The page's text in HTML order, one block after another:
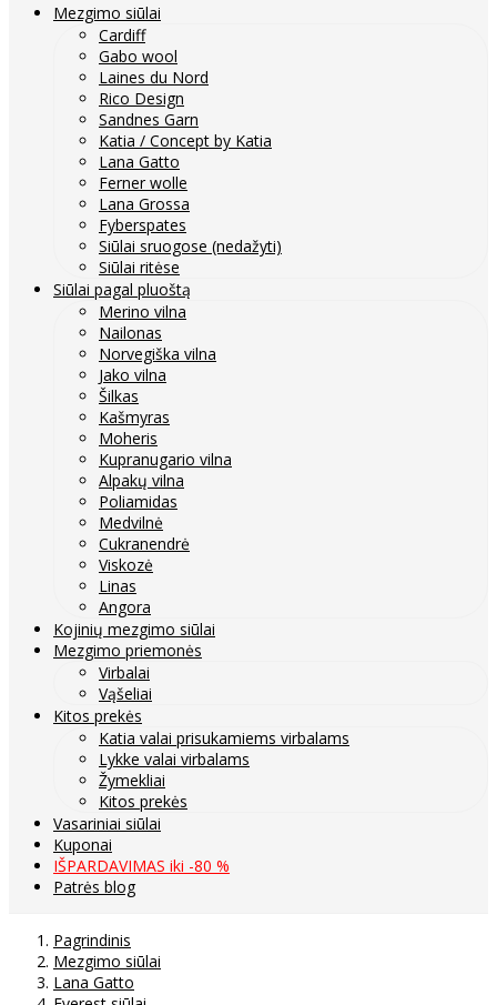
Mezgimo siūlai
Cardiff
Gabo wool
Laines du Nord
Rico Design
Sandnes Garn
Katia / Concept by Katia
Lana Gatto
Ferner wolle
Lana Grossa
Fyberspates
Siūlai sruogose (nedažyti)
Siūlai ritėse
Siūlai pagal pluoštą
Merino vilna
Nailonas
Norvegiška vilna
Jako vilna
Šilkas
Kašmyras
Moheris
Kupranugario vilna
Alpakų vilna
Poliamidas
Medvilnė
Cukranendrė
Viskozė
Linas
Angora
Kojinių mezgimo siūlai
Mezgimo priemonės
Virbalai
Vąšeliai
Kitos prekės
Katia valai prisukamiems virbalams
Lykke valai virbalams
Žymekliai
Kitos prekės
Vasariniai siūlai
Kuponai
IŠPARDAVIMAS iki -80 %
Patrės blog
Pagrindinis
Mezgimo siūlai
Lana Gatto